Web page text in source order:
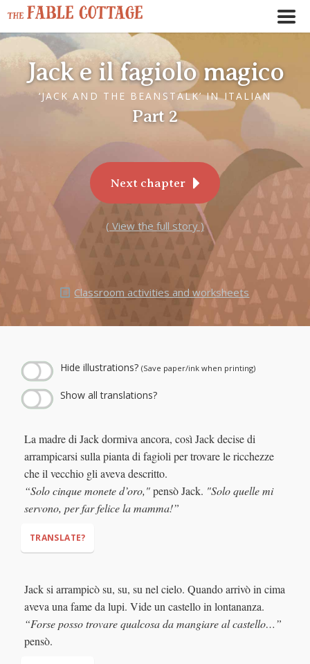
Jack e il fagiolo magico
‘JACK AND THE BEANSTALK’ IN ITALIAN
Part 2
Next chapter
( View the full story )
Classroom activities and worksheets
Hide illustrations? (Save paper/ink when printing)
Show all translations?
La madre di Jack dormiva ancora, così Jack decise di
arrampicarsi sulla pianta di fagioli per trovare le ricchezze
che il vecchio gli aveva descritto.
“Solo cinque monete d’oro,"pensò Jack. "Solo quelle mi
servono, per far felice la mamma!”
TRANSLATE?
"Only five gold coins,"
I need just these to
make my mother happy!"
Jack si arrampicò su, su, su nel cielo. Quando arrivò in cima
aveva una fame da lupi. Vide un castello in lontananza.
“Forse posso trovare qualcosa da mangiare al castello…”
pensò.